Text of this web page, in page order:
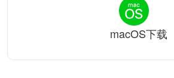
macOS下载